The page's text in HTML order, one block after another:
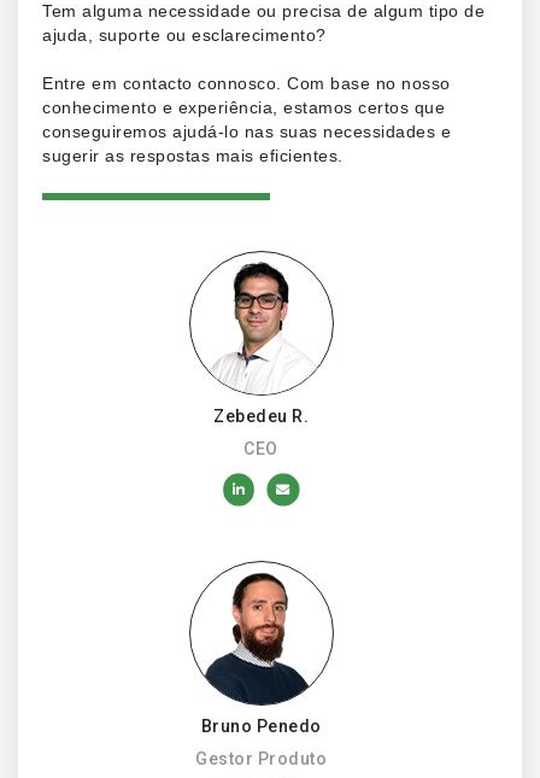
Tem alguma necessidade ou precisa de algum tipo de
ajuda, suporte ou esclarecimento?
Entre em contacto connosco. Com base no nosso
conhecimento e experiência, estamos certos que
conseguiremos ajudá-lo nas suas necessidades e
sugerir as respostas mais eficientes.
Zebedeu R.
CEO
Bruno Penedo
Gestor Produto